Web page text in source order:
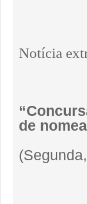
Notícia
de